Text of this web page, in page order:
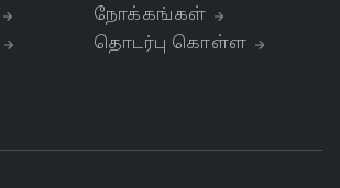
நோக்கங்கள்
தொடர்பு கொள்ள